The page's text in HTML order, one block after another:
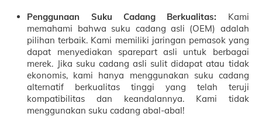
Penggunaan Suku Cadang Berkualitas: Kami
memahami bahwa suku cadang asli (OEM) adalah
pilihan terbaik. Kami memiliki jaringan pemasok yang
dapat menyediakan sparepart asli untuk berbagai
merek. Jika suku cadang asli sulit didapat atau tidak
ekonomis, kami hanya menggunakan suku cadang
alternatif berkualitas tinggi yang telah teruji
kompatibilitas dan keandalannya. Kami tidak
menggunakan suku cadang abal-abal!